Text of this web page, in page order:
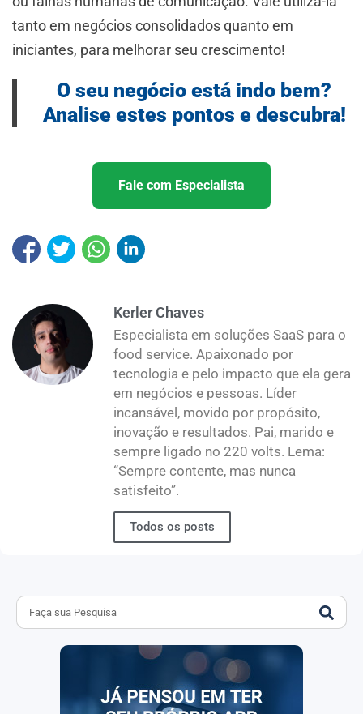
tanto em negócios consolidados quanto em
iniciantes, para melhorar seu crescimento!
O seu negócio está indo bem?
Analise estes pontos e descubra!
Fale com Especialista
Kerler Chaves
Especialista em soluções SaaS para o
food service. Apaixonado por
tecnologia e pelo impacto que ela gera
em negócios e pessoas. Líder
incansável, movido por propósito,
inovação e resultados. Pai, marido e
sempre ligado no 220 volts. Lema:
“Sempre contente, mas nunca
satisfeito”.
Todos os posts